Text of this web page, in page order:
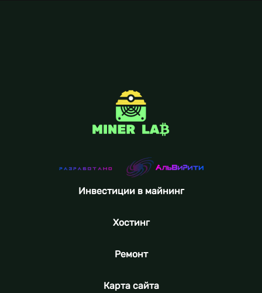
Инвестиции в майнинг
Хостинг
Ремонт
Карта сайта